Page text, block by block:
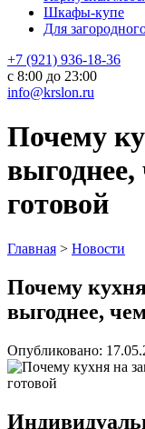
Шкафы-купе
Для
+7 (921) 936-18-36
с 8:00 до 23:00
info@krslon.ru
Почему
готовой
Главная > Новости
Почему
выгоднее,
Опубликовано: